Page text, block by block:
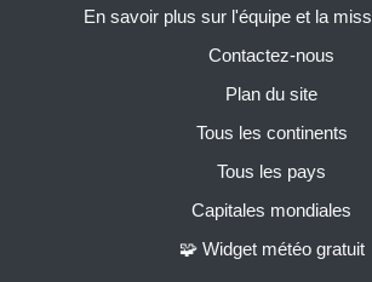
En savoir plus sur l'équipe et la
Contactez-nous
Plan du site
Tous les continents
Tous les pays
Capitales mondiales
🧩 Widget météo gratuit